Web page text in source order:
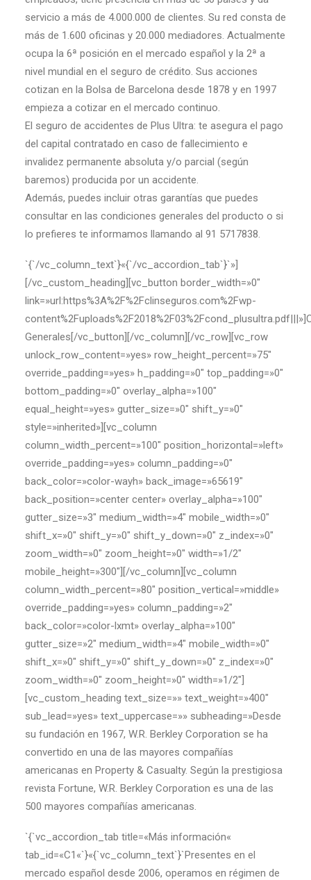
servicio a más de 4.000.000 de clientes. Su red consta de
más de 1.600 oficinas y 20.000 mediadores. Actualmente
ocupa la 6ª posición en el mercado español y la 2ª a
nivel mundial en el seguro de crédito. Sus acciones
cotizan en la Bolsa de Barcelona desde 1878 y en 1997
empieza a cotizar en el mercado continuo.
El seguro de accidentes de Plus Ultra: te asegura el pago
del capital contratado en caso de fallecimiento e
invalidez permanente absoluta y/o parcial (según
baremos) producida por un accidente.
Además, puedes incluir otras garantías que puedes
consultar en las condiciones generales del producto o si
lo prefieres te informamos llamando al 91 5717838.
`{`/vc_column_text`}«{`/vc_accordion_tab`}`»]
[/vc_custom_heading][vc_button border_width=»0″
link=»url:https%3A%2F%2Fclinseguros.com%2Fwp-
Generales[/vc_button][/vc_column][/vc_row][vc_row
unlock_row_content=»yes» row_height_percent=»75″
override_padding=»yes» h_padding=»0″ top_padding=»0″
bottom_padding=»0″ overlay_alpha=»100″
equal_height=»yes» gutter_size=»0″ shift_y=»0″
style=»inherited»][vc_column
column_width_percent=»100″ position_horizontal=»left»
override_padding=»yes» column_padding=»0″
back_color=»color-wayh» back_image=»65619″
back_position=»center center» overlay_alpha=»100″
gutter_size=»3″ medium_width=»4″ mobile_width=»0″
shift_x=»0″ shift_y=»0″ shift_y_down=»0″ z_index=»0″
zoom_width=»0″ zoom_height=»0″ width=»1/2″
mobile_height=»300″][/vc_column][vc_column
column_width_percent=»80″ position_vertical=»middle»
override_padding=»yes» column_padding=»2″
back_color=»color-lxmt» overlay_alpha=»100″
gutter_size=»2″ medium_width=»4″ mobile_width=»0″
shift_x=»0″ shift_y=»0″ shift_y_down=»0″ z_index=»0″
zoom_width=»0″ zoom_height=»0″ width=»1/2″]
[vc_custom_heading text_size=»» text_weight=»400″
sub_lead=»yes» text_uppercase=»» subheading=»Desde
su fundación en 1967, W.R. Berkley Corporation se ha
convertido en una de las mayores compañías
americanas en Property & Casualty. Según la prestigiosa
revista Fortune, W.R. Berkley Corporation es una de las
500 mayores compañías americanas.
`{`vc_accordion_tab title=«Más información«
tab_id=«C1«`}«{`vc_column_text`}`Presentes en el
mercado español desde 2006, operamos en régimen de